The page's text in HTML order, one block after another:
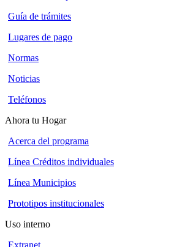
Guía de trámites
Lugares de pago
Normas
Noticias
Teléfonos
Ahora tu Hogar
Acerca del programa
Línea Créditos individuales
Línea Municipios
Prototipos institucionales
Uso interno
Extranet